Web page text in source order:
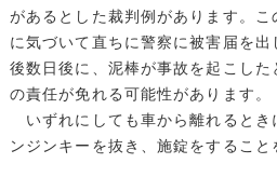
があるとした裁判例があります。こ
に気づいて直ちに警察に被害届を
後数日後に、泥棒が事故を起こし
の責任が免れる可能性があります。
いずれにしても車から離れるとき
ンジンキーを抜き、施錠をすること